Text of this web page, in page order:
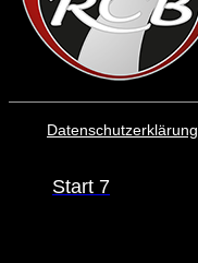
Datenschutzerklärung
Start 7